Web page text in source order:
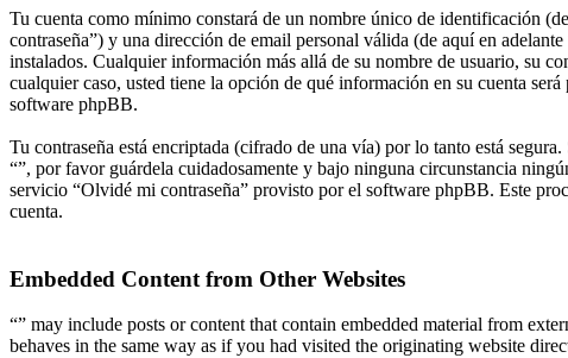
Tu cuenta como mínimo constará de un nombre único de identificación
contraseña”) y una dirección de email personal válida (de aquí en
instalados. Cualquier información más allá de su nombre de usuario, su
cualquier caso, usted tiene la opción de qué información en su cuenta
software phpBB.
Tu contraseña está encriptada (cifrado de una vía) por lo tanto está
“”, por favor guárdela cuidadosamente y bajo ninguna circunstancia
servicio “Olvidé mi contraseña” provisto por el software phpBB. Este
cuenta.
Embedded Content from Other Websites
“” may include posts or content that contain embedded material from
behaves in the same way as if you had visited the originating website